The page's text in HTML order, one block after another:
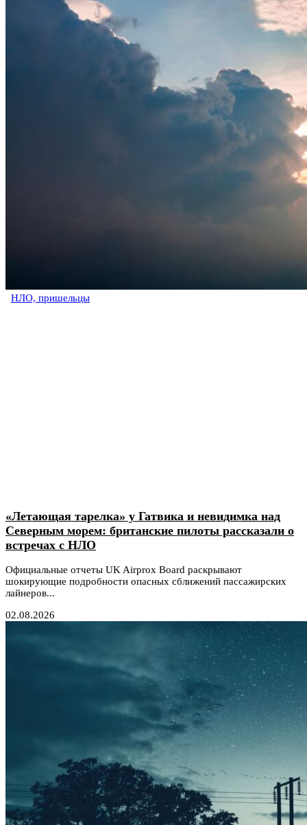
НЛО, пришельцы
«Летающая тарелка» у Гатвика и невидимка над
Северным морем: британские пилоты рассказали о
встречах с НЛО
Официальные отчеты UK Airprox Board раскрывают
шокирующие подробности опасных сближений пассажирских
лайнеров...
02.08.2026